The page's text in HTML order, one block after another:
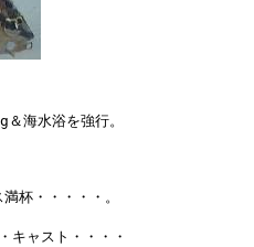
海水浴を強行。
杯・・・・・。
キャスト・・・・